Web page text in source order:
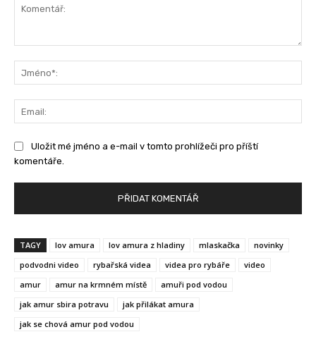
Uložit mé jméno a e-mail v tomto prohlížeči pro příští
komentáře.
TAGY lov amura lov amura z hladiny mlaskačka
novinky
podvodni video
rybařská videa videa pro rybáře
video
amur
amur na krmném místě
amuři pod vodou
jak amur sbira potravu
jak přilákat amura
jak se chová amur pod vodou